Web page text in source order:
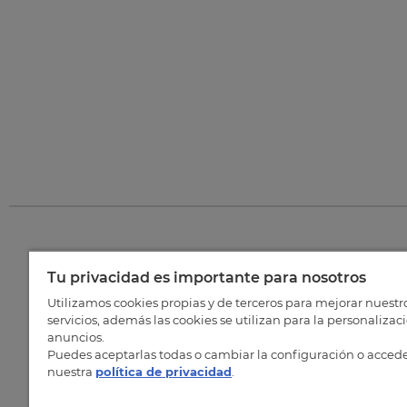
Tu privacidad es importante para nosotros
Utilizamos cookies propias y de terceros para mejorar
servicios, además las cookies se utilizan para la
anuncios.
Puedes aceptarlas todas o cambiar la configuración o
nuestra política de privacidad